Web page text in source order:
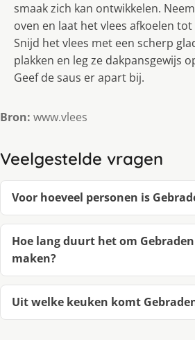
smaak zich kan ontwikkelen.
oven en laat het vlees afkoelen
Snijd het vlees met een scherp
plakken en leg ze dakpansgewijs
Geef de saus er apart bij.
Bron: www.vlees
Veelgestelde vragen
Voor hoeveel personen is
Hoe lang duurt het om
maken?
Uit welke keuken komt